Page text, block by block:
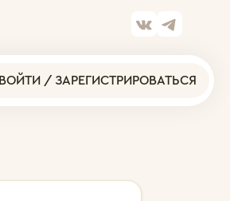
ВОЙТИ / ЗАРЕГИСТРИРОВАТЬСЯ